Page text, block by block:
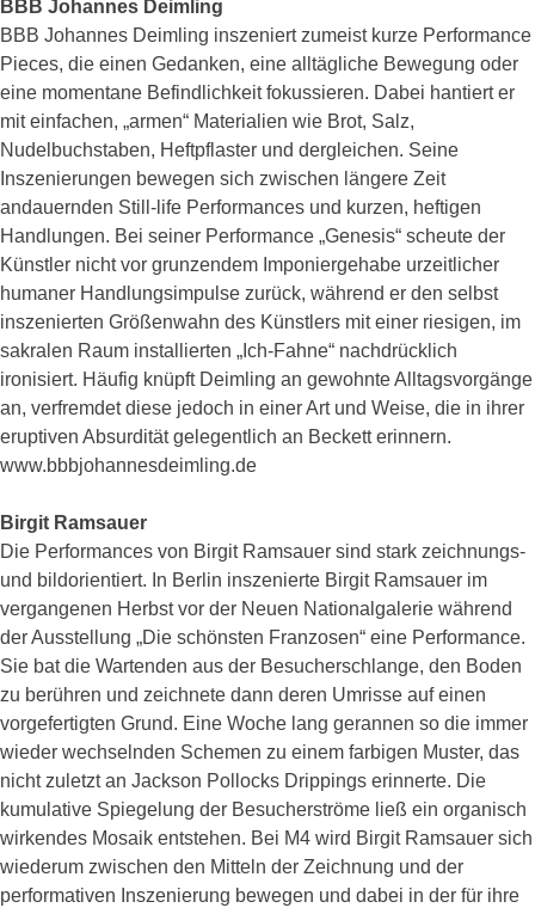
BBB Johannes Deimling
BBB Johannes Deimling inszeniert zumeist kurze Performance
Pieces, die einen Gedanken, eine alltägliche Bewegung oder
eine momentane Befindlichkeit fokussieren. Dabei hantiert er
mit einfachen, „armen“ Materialien wie Brot, Salz,
Nudelbuchstaben, Heftpflaster und dergleichen. Seine
Inszenierungen bewegen sich zwischen längere Zeit
andauernden Still-life Performances und kurzen, heftigen
Handlungen. Bei seiner Performance „Genesis“ scheute der
Künstler nicht vor grunzendem Imponiergehabe urzeitlicher
humaner Handlungsimpulse zurück, während er den selbst
inszenierten Größenwahn des Künstlers mit einer riesigen, im
sakralen Raum installierten „Ich-Fahne“ nachdrücklich
ironisiert. Häufig knüpft Deimling an gewohnte Alltagsvorgänge
an, verfremdet diese jedoch in einer Art und Weise, die in ihrer
eruptiven Absurdität gelegentlich an Beckett erinnern.
www.bbbjohannesdeimling.de
Birgit Ramsauer
Die Performances von Birgit Ramsauer sind stark zeichnungs-
und bildorientiert. In Berlin inszenierte Birgit Ramsauer im
vergangenen Herbst vor der Neuen Nationalgalerie während
der Ausstellung „Die schönsten Franzosen“ eine Performance.
Sie bat die Wartenden aus der Besucherschlange, den Boden
zu berühren und zeichnete dann deren Umrisse auf einen
vorgefertigten Grund. Eine Woche lang gerannen so die immer
wieder wechselnden Schemen zu einem farbigen Muster, das
nicht zuletzt an Jackson Pollocks Drippings erinnerte. Die
kumulative Spiegelung der Besucherströme ließ ein organisch
wirkendes Mosaik entstehen. Bei M4 wird Birgit Ramsauer sich
wiederum zwischen den Mitteln der Zeichnung und der
performativen Inszenierung bewegen und dabei in der für ihre